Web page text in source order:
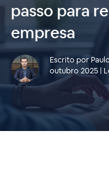
passo para
empresa
Escrito por
outubro 2025 |